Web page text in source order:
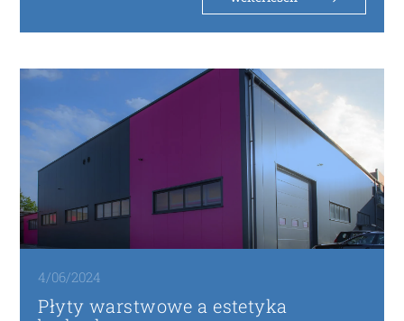
4/06/2024
Płyty warstwowe a estetyka